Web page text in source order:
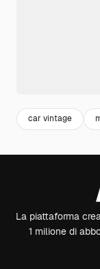
car vintage
La piattaforma
1 milione di